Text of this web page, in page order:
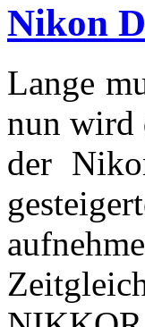
Nikon
Lange
nun wird
der